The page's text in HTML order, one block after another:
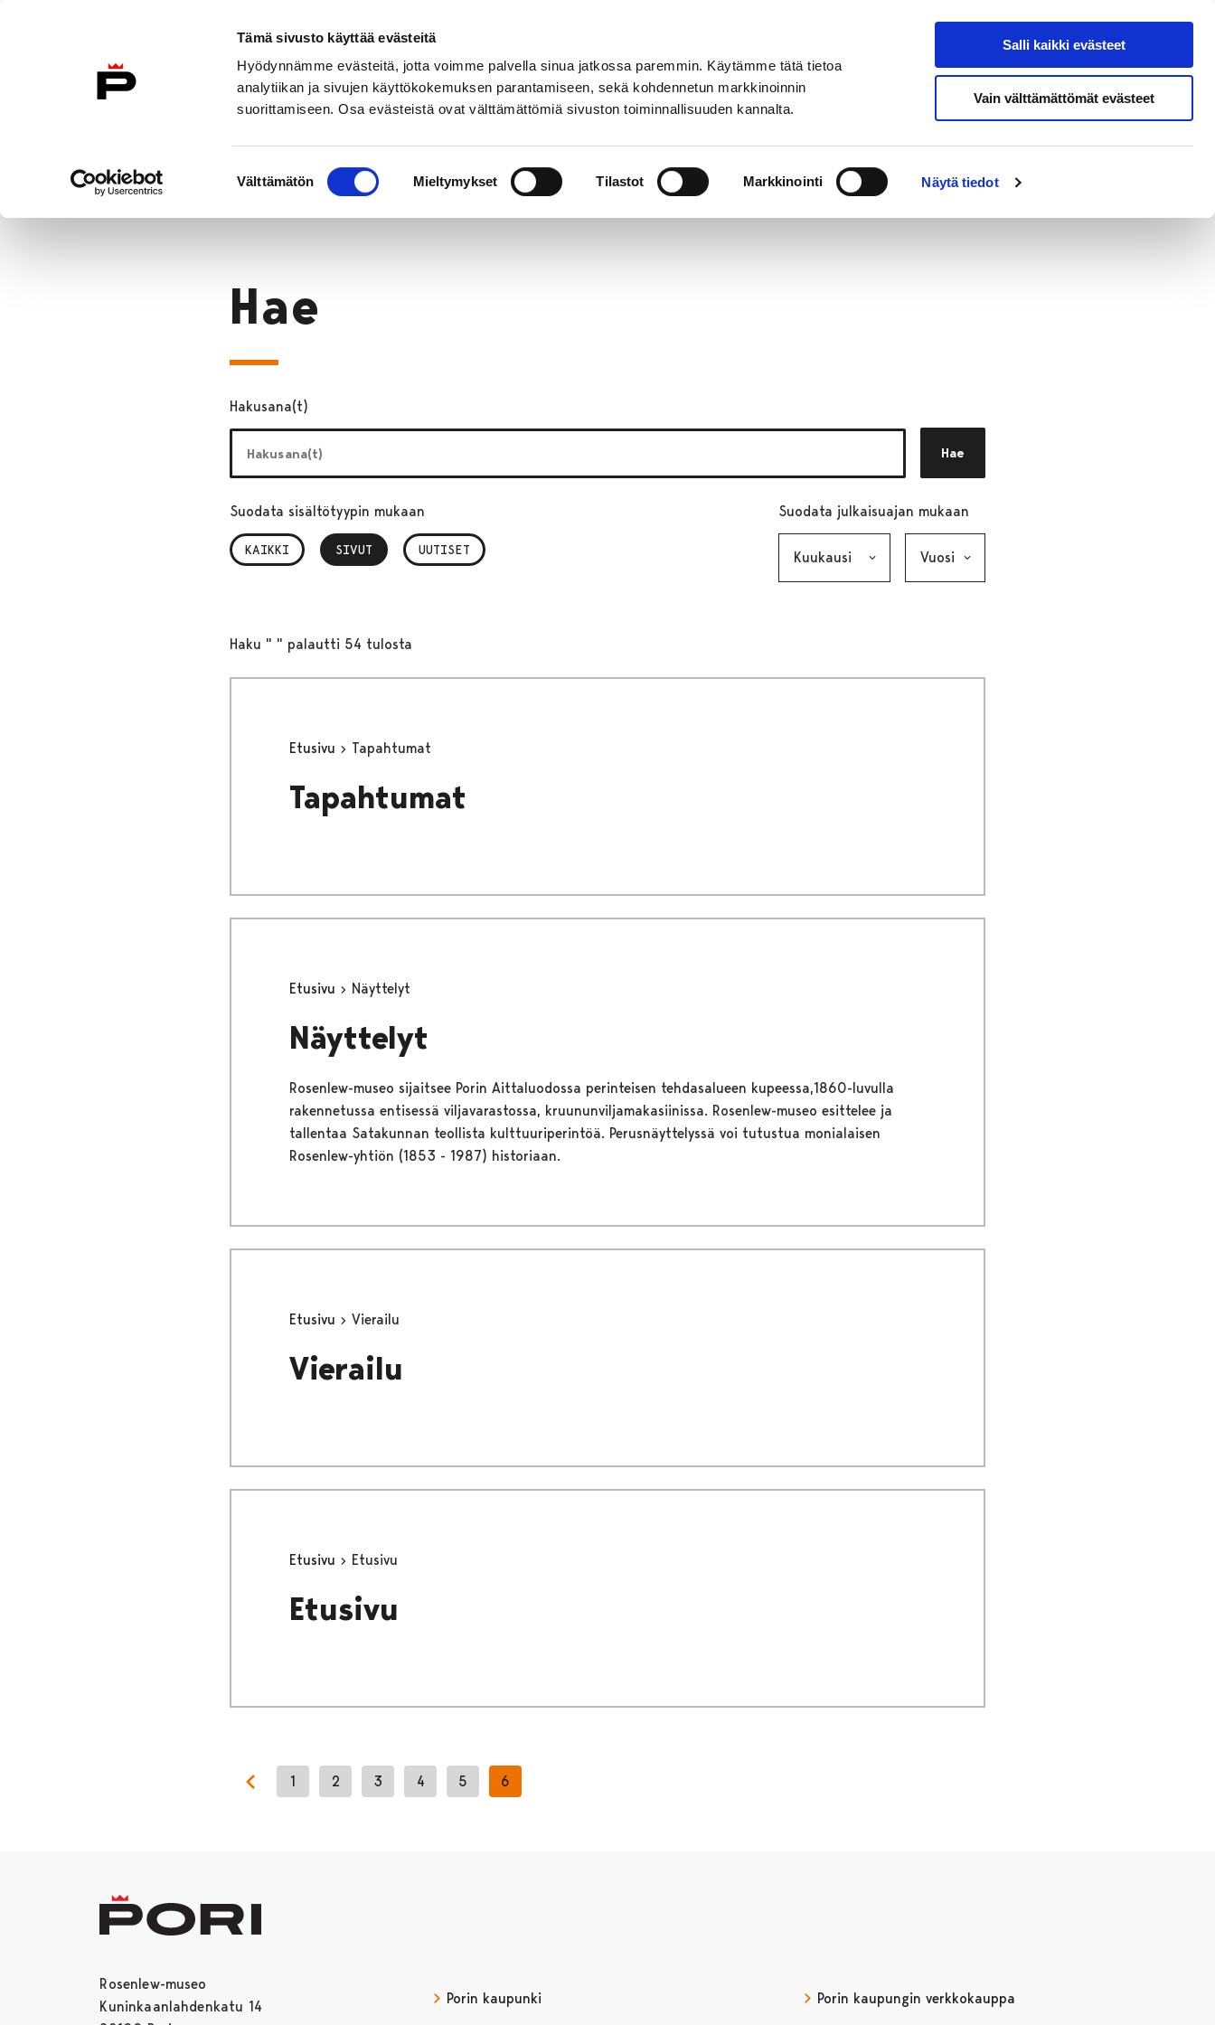
Tämä sivusto käyttää evästeitä
Hyödynnämme evästeitä, jotta voimme palvella sinua jatkossa paremmin. Käytämme tätä tietoa
analytiikan ja sivujen käyttökokemuksen parantamiseen, sekä kohdennetun markkinoinnin
suorittamiseen. Osa evästeistä ovat välttämättömiä sivuston toiminnallisuuden kannalta.
valinta
Välttämätön Mieltymykset Tilastot Markkinointi Näytä tiedot
Salli kaikki evästeet
Vain välttämättömät evästeet
Etusivulle
Hae sivustolta
Etusivu
Hae
Hae
Hakusana(t)
Hae
Suodata sisältötyypin mukaan
KAIKKI SIVUT
, VALITTU UUTISET
Suodata julkaisuajan mukaan
Haku " " palautti 54 tulosta
Etusivu Tapahtumat
Tapahtumat
Etusivu Näyttelyt
Näyttelyt
Rosenlew-museo sijaitsee Porin Aittaluodossa perinteisen tehdasalueen kupeessa,1860-luvulla
rakennetussa entisessä viljavarastossa, kruununviljamakasiinissa. Rosenlew-museo esittelee ja
tallentaa Satakunnan teollista kulttuuriperintöä. Perusnäyttelyssä voi tutustua monialaisen
Rosenlew-yhtiön (1853 - 1987) historiaan.
Etusivu Vierailu
Vierailu
Etusivu Etusivu
Etusivu
Previous page
1 2 3 4 5 6
Rosenlew-museo
Kuninkaanlahdenkatu 14
Porin kaupunki Porin kaupungin verkkokauppa